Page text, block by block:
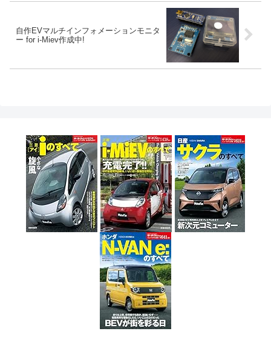
自作EVマルチインフォメーションモニタ
ー for i-Miev作成中!